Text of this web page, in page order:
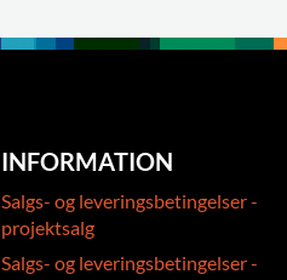
INFORMATION
Salgs- og leveringsbetingelser -
projektsalg
Salgs- og leveringsbetingelser -